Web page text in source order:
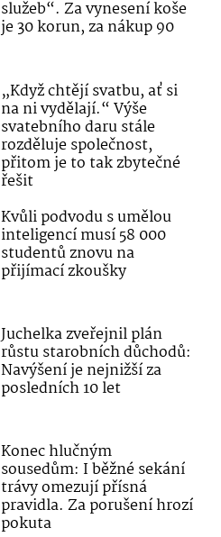
služeb“. Za vynesení koše
je 30 korun, za nákup 90
„Když chtějí svatbu, ať si
na ni vydělají.“ Výše
svatebního daru stále
rozděluje společnost,
přitom je to tak zbytečné
řešit
Kvůli podvodu s umělou
inteligencí musí 58 000
studentů znovu na
přijímací zkoušky
Juchelka zveřejnil plán
růstu starobních důchodů:
Navýšení je nejnižší za
posledních 10 let
Konec hlučným
sousedům: I běžné sekání
trávy omezují přísná
pravidla. Za porušení hrozí
pokuta